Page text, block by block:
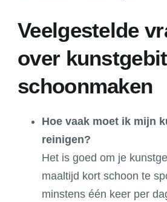
Veelgestelde
over kunstgebit
schoonmaken
Hoe vaak moet ik mijn
reinigen?
Het is goed om je
maaltijd kort schoon te
minstens één keer per